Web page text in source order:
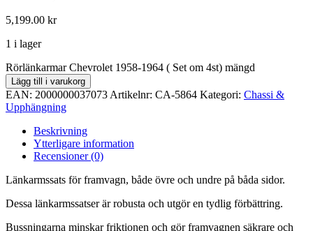
5,199.00 kr
1 i lager
Rörlänkarmar Chevrolet 1958-1964 ( Set om 4st) mängd
Lägg till i varukorg
EAN: 2000000037073 Artikelnr: CA-5864 Kategori: Chassi &
Upphängning
Beskrivning
Ytterligare information
Recensioner (0)
Länkarmssats för framvagn, både övre och undre på båda sidor.
Dessa länkarmssatser är robusta och utgör en tydlig förbättring.
Bussningarna minskar friktionen och gör framvagnen säkrare och